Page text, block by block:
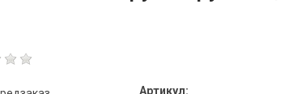
Артикул: